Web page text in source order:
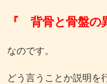
『 背骨と骨盤の
なのです。
どう言うことか説明を